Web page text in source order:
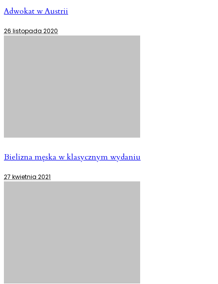
Adwokat w Austrii
26 listopada 2020
Bielizna męska w klasycznym wydaniu
27 kwietnia 2021